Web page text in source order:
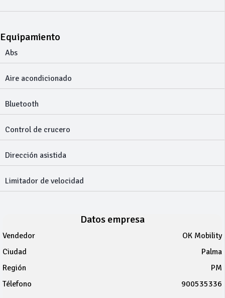
Equipamiento
Abs
Aire acondicionado
Bluetooth
Control de crucero
Dirección asistida
Limitador de velocidad
Datos empresa
Vendedor
OK Mobility
Ciudad
Palma
Región
PM
Télefono
900535336